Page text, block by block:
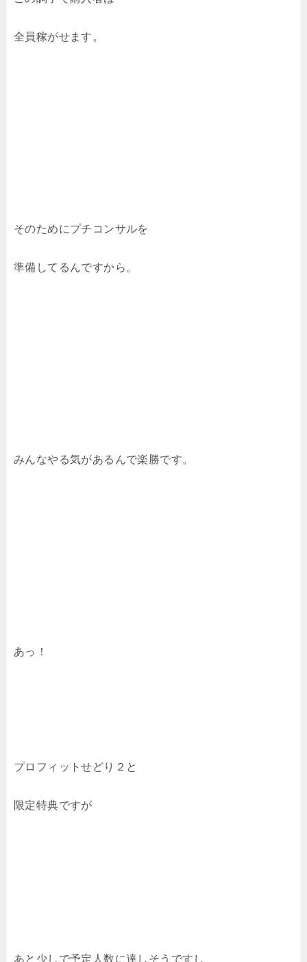
全員稼がせます。
そのためにプチコンサルを
準備してるんですから。
みんなやる気があるんで楽勝です。
あっ！
プロフィットせどり２と
限定特典ですが
あと少しで予定人数に達しそうですし